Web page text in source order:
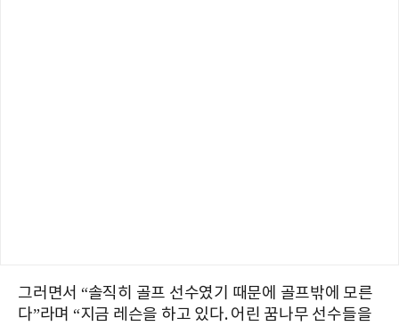
그러면서 “솔직히 골프 선수였기 때문에 골프밖에 모른
다”라며 “지금 레슨을 하고 있다. 어린 꿈나무 선수들을